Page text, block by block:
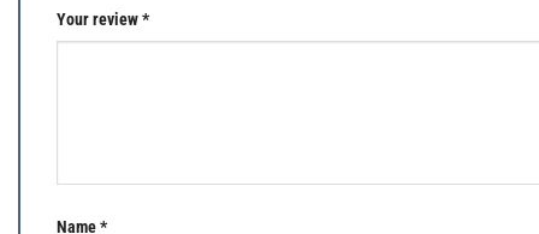
Your review*
Name*